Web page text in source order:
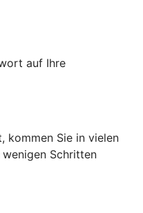
auf Ihre
kommen Sie in vielen
Schritten